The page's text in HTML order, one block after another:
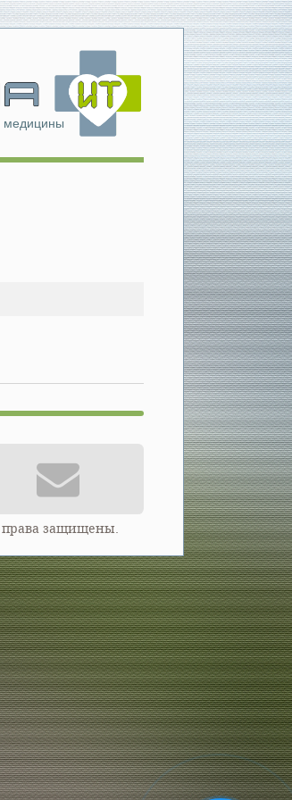
медицины
права защищены.